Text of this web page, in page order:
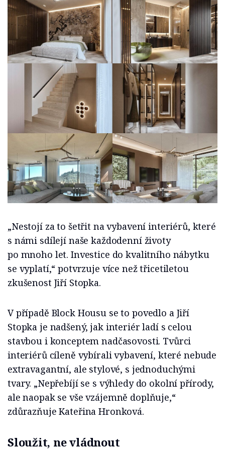
„Nestojí za to šetřit na vybavení interiérů, které
s námi sdílejí naše každodenní životy
po mnoho let. Investice do kvalitního nábytku
se vyplatí,“ potvrzuje více než třicetiletou
zkušenost Jiří Stopka.
V případě Block Housu se to povedlo a Jiří
Stopka je nadšený, jak interiér ladí s celou
stavbou i konceptem nadčasovosti. Tvůrci
interiérů cíleně vybírali vybavení, které nebude
extravagantní, ale stylové, s jednoduchými
tvary. „Nepřebíjí se s výhledy do okolní přírody,
ale naopak se vše vzájemně doplňuje,“
zdůrazňuje Kateřina Hronková.
Sloužit, ne vládnout